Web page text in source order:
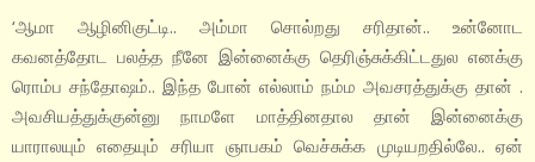
‘ஆமா ஆழினிகுட்டி.. அம்மா சொல்றது சரிதான்.. உன்னோட
கவனத்தோட பலத்த நீனே இன்னைக்கு தெரிஞ்சுக்கிட்டதுல எனக்கு
ரொம்ப சந்தோஷம்.. இந்த போன் எல்லாம் நம்ம அவசரத்துக்கு தான் .
அவசியத்துக்குன்னு நாமளே மாத்தினதால தான் இன்னைக்கு
யாராலயும் எதையும் சரியா ஞாபகம் வெச்சுக்க முடியறதில்லே.. ஏன்